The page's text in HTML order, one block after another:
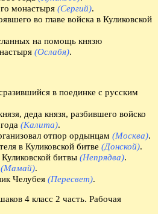
монастыря (Сергий).
во главе войска в Куликовской
на помощь князю
(Ослабя).
в поединке с русским
деда князя, разбившего войско
(Калита).
отпор ордынцам (Москва).
в Куликовской битве (Донской).
битвы (Непрядва).
(Мамай).
Челубея (Пересвет).